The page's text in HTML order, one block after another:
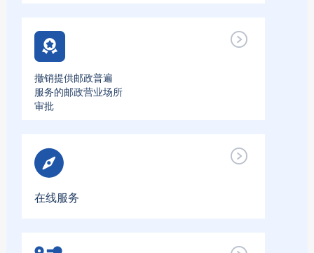
撤销提供邮政普遍
服务的邮政营业场所
审批
在线服务